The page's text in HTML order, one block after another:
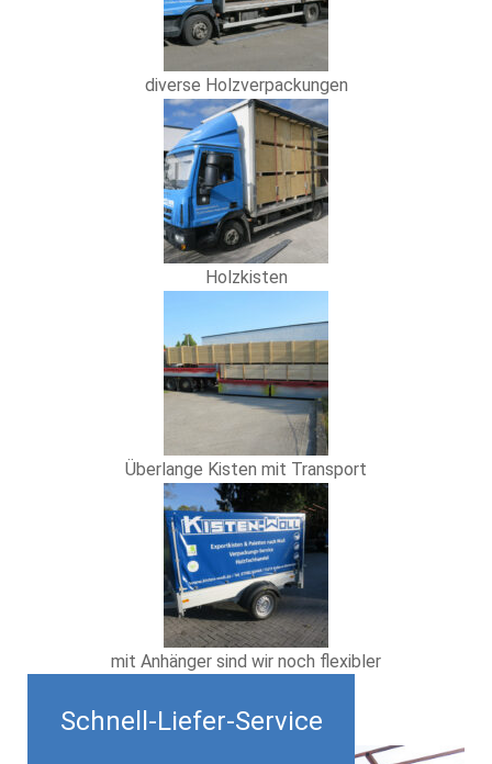
Schnell-Liefer-Service
diverse Holzverpackungen
Holzkisten
Überlange Kisten mit Transport
mit Anhänger sind wir noch flexibler